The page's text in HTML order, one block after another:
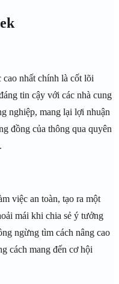
nhất chính là cốt lõi
tin cậy với các nhà cung
nghiệp, mang lại lợi nhuận
đồng của thông qua quyên
việc an toàn, tạo ra một
mái khi chia sẻ ý tưởng
ngừng tìm cách nâng cao
cách mang đến cơ hội